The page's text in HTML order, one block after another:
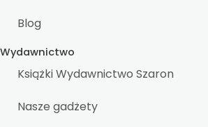
Blog
Wydawnictwo
Książki Wydawnictwo Szaron
Nasze gadżety